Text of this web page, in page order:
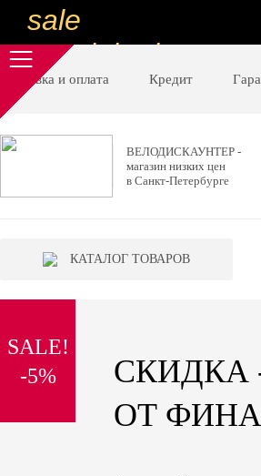
sale
special price
sale
низкие цены
вот дешево
special price
sale
надо брать
sale
Доставка и оплата Кредит
ВЕЛОДИСКАУНТЕР -
магазин низких цен
в Санкт-Петербурге
КАТАЛОГ ТОВАРОВ
SALE!
-5%
СКИДКА
ОТ